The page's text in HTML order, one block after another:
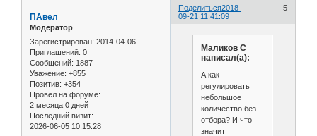
Поделиться 5
2018-
09-21 11:41:09
ПАвел
Модератор
Зарегистрирован: 2014-04-06
Приглашений: 0
Сообщений: 1887
Уважение: +855
Позитив: +354
Провел на форуме:
2 месяца 0 дней
Последний визит:
2026-06-05 10:15:28
Маликов С
написал(а):
А как
регулировать
небольшое
количество без
отбора? И что
значит